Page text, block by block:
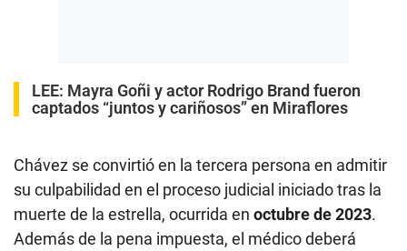
LEE: Mayra Goñi y actor Rodrigo Brand fueron
captados “juntos y cariñosos” en Miraflores
Chávez se convirtió en la tercera persona en admitir
su culpabilidad en el proceso judicial iniciado tras la
muerte de la estrella, ocurrida en octubre de 2023.
Además de la pena impuesta, el médico deberá